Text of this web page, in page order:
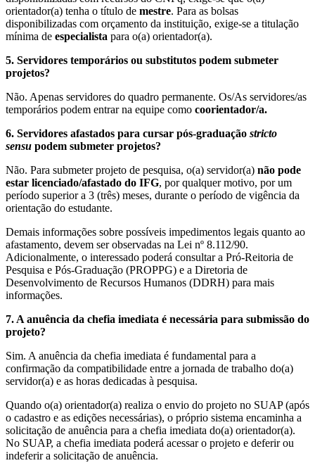
orientador(a) tenha o título de mestre. Para as bolsas
disponibilizadas com orçamento da instituição, exige-se a titulação
mínima de especialista para o(a) orientador(a).
5. Servidores temporários ou substitutos podem submeter
projetos?
Não. Apenas servidores do quadro permanente. Os/As servidores/as
temporários podem entrar na equipe como coorientador/a.
6. Servidores afastados para cursar pós-graduação stricto
sensu podem submeter projetos?
Não. Para submeter projeto de pesquisa, o(a) servidor(a) não pode
estar licenciado/afastado do IFG, por qualquer motivo, por um
período superior a 3 (três) meses, durante o período de vigência da
orientação do estudante.
Demais informações sobre possíveis impedimentos legais quanto ao
afastamento, devem ser observadas na Lei nº 8.112/90.
Adicionalmente, o interessado poderá consultar a Pró-Reitoria de
Pesquisa e Pós-Graduação (PROPPG) e a Diretoria de
Desenvolvimento de Recursos Humanos (DDRH) para mais
informações.
7. A anuência da chefia imediata é necessária para submissão do
projeto?
Sim. A anuência da chefia imediata é fundamental para a
confirmação da compatibilidade entre a jornada de trabalho do(a)
servidor(a) e as horas dedicadas à pesquisa.
Quando o(a) orientador(a) realiza o envio do projeto no SUAP (após
o cadastro e as edições necessárias), o próprio sistema encaminha a
solicitação de anuência para a chefia imediata do(a) orientador(a).
No SUAP, a chefia imediata poderá acessar o projeto e deferir ou
indeferir a solicitação de anuência.